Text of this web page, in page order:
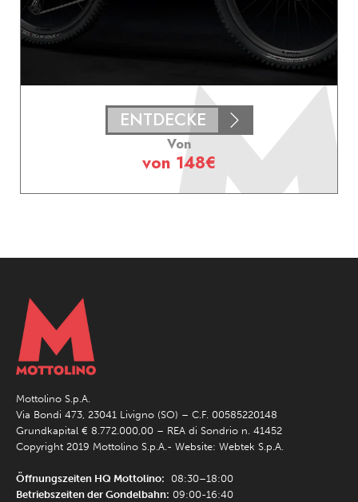
ENTDECKE
Von
von 148€
Mottolino S.p.A.
Via Bondi 473, 23041 Livigno (SO) – C.F. 00585220148
Grundkapital € 8.772.000,00 – REA di Sondrio n. 41452
Copyright 2019 Mottolino S.p.A.- Website: Webtek S.p.A.
Öffnungszeiten HQ Mottolino: 08:30–18:00
Betriebszeiten der Gondelbahn: 09:00-16:40